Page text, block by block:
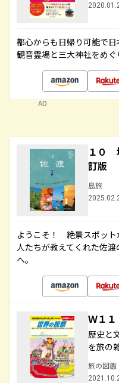
都心からも日帰り可能で
観音霊場と三大神社をめぐ
AD
１０
訂版
島旅
ようこそ！ 絶景スポット
人たちが教えてくれた佐
へ。
Ｗ１
歴史と
を旅の
旅の図鑑